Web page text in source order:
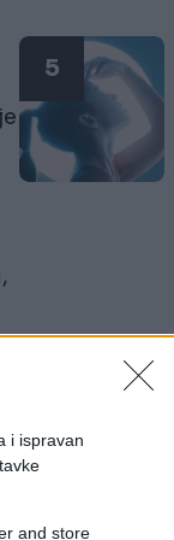
i ispravan
and store
5